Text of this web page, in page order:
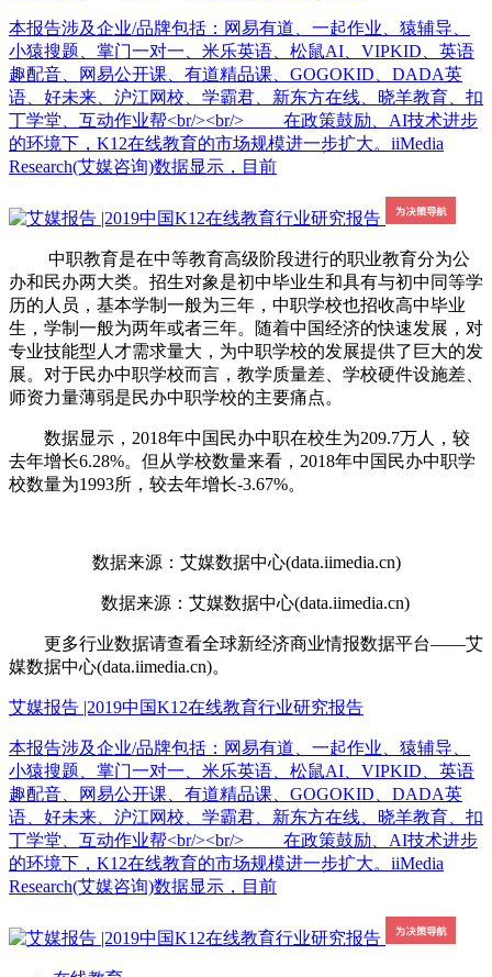
本报告涉及企业/品牌包括：网易有道、一起作业、猿辅导、
小猿搜题、掌门一对一、米乐英语、松鼠AI、VIPKID、英语
趣配音、网易公开课、有道精品课、GOGOKID、DADA英
语、好未来、沪江网校、学霸君、新东方在线、晓羊教育、扣
丁学堂、互动作业帮<br/><br/> 在政策鼓励、AI技术进步
的环境下，K12在线教育的市场规模进一步扩大。iiMedia
Research(艾媒咨询)数据显示，目前
中职教育是在中等教育高级阶段进行的职业教育分为公
办和民办两大类。招生对象是初中毕业生和具有与初中同等学
历的人员，基本学制一般为三年，中职学校也招收高中毕业
生，学制一般为两年或者三年。随着中国经济的快速发展，对
专业技能型人才需求量大，为中职学校的发展提供了巨大的发
展。对于民办中职学校而言，教学质量差、学校硬件设施差、
师资力量薄弱是民办中职学校的主要痛点。
数据显示，2018年中国民办中职在校生为209.7万人，较
去年增长6.28%。但从学校数量来看，2018年中国民办中职学
校数量为1993所，较去年增长-3.67%。
数据来源：艾媒数据中心(data.iimedia.cn)
数据来源：艾媒数据中心(data.iimedia.cn)
更多行业数据请查看全球新经济商业情报数据平台——艾
媒数据中心(data.iimedia.cn)。
艾媒报告 |2019中国K12在线教育行业研究报告
本报告涉及企业/品牌包括：网易有道、一起作业、猿辅导、
小猿搜题、掌门一对一、米乐英语、松鼠AI、VIPKID、英语
趣配音、网易公开课、有道精品课、GOGOKID、DADA英
语、好未来、沪江网校、学霸君、新东方在线、晓羊教育、扣
丁学堂、互动作业帮<br/><br/> 在政策鼓励、AI技术进步
的环境下，K12在线教育的市场规模进一步扩大。iiMedia
Research(艾媒咨询)数据显示，目前